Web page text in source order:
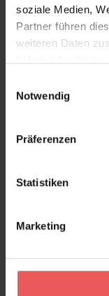
soziale Medien,
Partner führen
weiteren Daten
Notwendig
Präferenzen
Statistiken
Marketing
Scales